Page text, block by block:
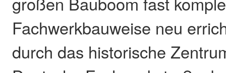
Fachwerkbauweise neu
durch das historische